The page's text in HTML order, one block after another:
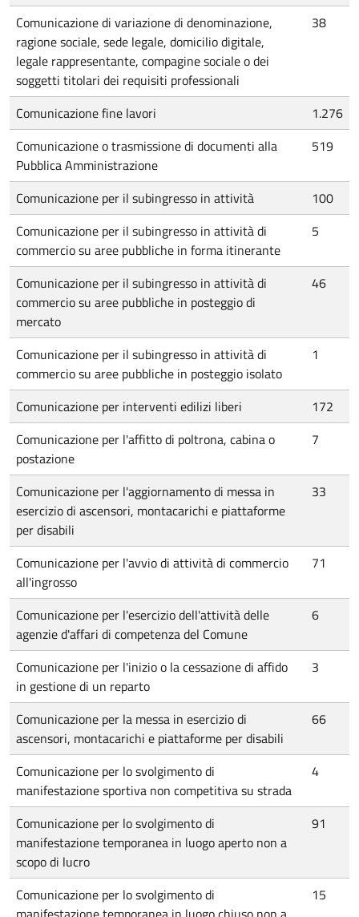
Comunicazione di variazione di denominazione,
ragione sociale, sede legale, domicilio digitale,
legale rappresentante, compagine sociale o dei
soggetti titolari dei requisiti professionali
38
Comunicazione fine lavori
1.276
Comunicazione o trasmissione di documenti alla
Pubblica Amministrazione
519
Comunicazione per il subingresso in attività
100
Comunicazione per il subingresso in attività di
commercio su aree pubbliche in forma itinerante
5
Comunicazione per il subingresso in attività di
commercio su aree pubbliche in posteggio di
mercato
46
Comunicazione per il subingresso in attività di
commercio su aree pubbliche in posteggio isolato
1
Comunicazione per interventi edilizi liberi
172
Comunicazione per l'affitto di poltrona, cabina o
postazione
7
Comunicazione per l'aggiornamento di messa in
esercizio di ascensori, montacarichi e piattaforme
per disabili
33
Comunicazione per l'avvio di attività di commercio
all'ingrosso
71
Comunicazione per l'esercizio dell'attività delle
agenzie d'affari di competenza del Comune
6
Comunicazione per l'inizio o la cessazione di affido
in gestione di un reparto
3
Comunicazione per la messa in esercizio di
ascensori, montacarichi e piattaforme per disabili
66
Comunicazione per lo svolgimento di
manifestazione sportiva non competitiva su strada
4
Comunicazione per lo svolgimento di
manifestazione temporanea in luogo aperto non a
scopo di lucro
91
Comunicazione per lo svolgimento di
15